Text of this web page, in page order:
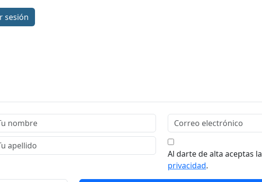
sesión
Al darte de alta aceptas la
privacidad.